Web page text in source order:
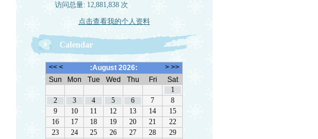
访问总量: 12,881,838 次
点击查看我的个人资料
Calendar